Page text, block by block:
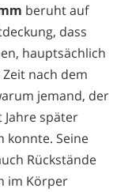
Ukrainisch
Kroatisch
Türkisch
beruht auf
dass
hauptsächlich
nach dem
jemand, der
später
konnte. Seine
Rückstände
im Körper